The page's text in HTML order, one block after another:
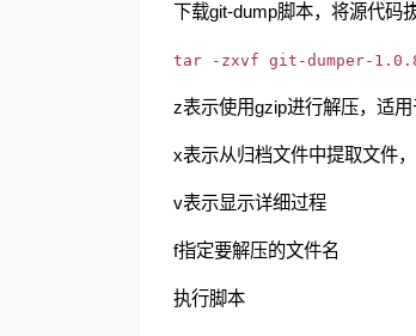
下载git-dump脚本，将源代码
tar -zxvf git-dumper-
z表示使用gzip进行解压，适
x表示从归档文件中提取文件
v表示显示详细过程
f指定要解压的文件名
执行脚本